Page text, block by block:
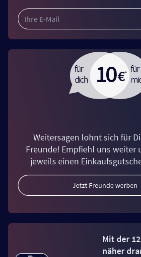
Weitersagen lohnt sich für
Freunde! Empfiehl uns weiter
jeweils einen
Jetzt Freunde werben
Mit der
näher